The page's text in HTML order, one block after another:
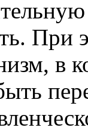
При
в